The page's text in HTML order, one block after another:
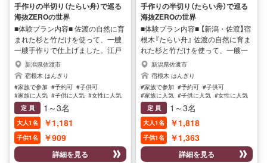
手作りの半切り（たらい舟）で巡る
海抜ZEROの世界
■体験プラン内容■ 佐渡の自然に育
まれた杉と竹だけを使って、一艘
一艘手作りで仕上げました。江戸
時代にタイムスリップしたような
宿根木の街並みを後ろに、長い時
をかけて大地が創り出した、異世
界感漂う岩場をゆったりと巡りま
す。地元・小木弁の船頭がご案内
するecoでslowなクルーズです。
手作りの半切り（たらい舟）で巡る
海抜ZEROの世界。古くより小木
半島の人々の生活になくてはなら
ない漁具であった半切り。
新潟県佐渡市
宿根木 はんぎり
#家族で参加 #予約可 #子供可
#家族に人気 #子供に人気 #女性に人気
#男性に人気
定 員 1～3名
大人1名 ￥1,181
子供1名 ￥909
詳細を見る
手作りの半切り（たらい舟）で巡る
海抜ZEROの世界
■体験プラン内容■ 【新潟・佐渡】宿
根木『たらい舟』 佐渡の自然に育ま
れた杉と竹だけを使って、一艘一
艘手作りで仕上げました。江戸時
代にタイムスリップしたような宿
根木の街並みを後ろに、長い時を
かけて大地が創り出した、異世界
感漂う岩場をゆったりと巡りま
す。地元・小木弁の船頭がご案内
するecoでslowなクルーズです。
新潟県佐渡市
宿根木 はんぎり
#家族で参加 #予約可 #子供可
#家族に人気 #子供に人気 #女性に人気
#男性に人気
定 員 1～3名
大人1名 ￥1,818
子供1名 ￥1,363
詳細を見る